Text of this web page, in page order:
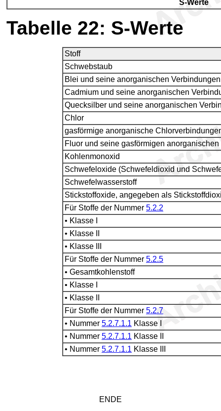
S-Werte
Tabelle 22: S-Werte
Stoff
Schwebstaub
Blei und seine anorganischen
Cadmium und seine anorganischen
Quecksilber und seine anorganischen
Chlor
gasförmige anorganische
Fluor und seine gasförmigen
Kohlenmonoxid
Schwefeloxide (Schwefeldioxid und
Schwefelwasserstoff
Stickstoffoxide, angegeben als
Für Stoffe der Nummer 5.2.2
• Klasse I
• Klasse II
• Klasse III
Für Stoffe der Nummer 5.2.5
• Gesamtkohlenstoff
• Klasse I
• Klasse II
Für Stoffe der Nummer 5.2.7
• Nummer 5.2.7.1.1 Klasse I
• Nummer 5.2.7.1.1 Klasse II
• Nummer 5.2.7.1.1 Klasse III
ENDE